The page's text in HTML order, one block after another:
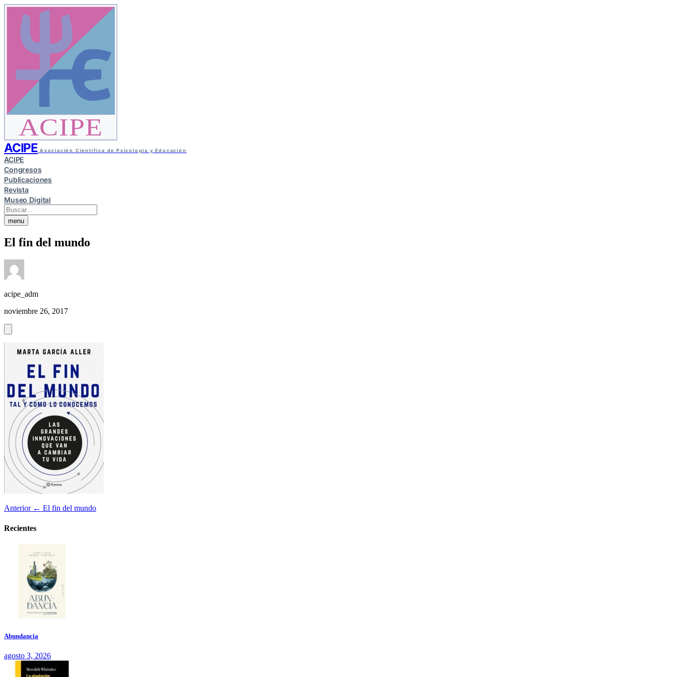
ACIPE
ACIPE Asociación Científica de Psicología y Educación
ACIPE
Congresos
Publicaciones
Revista
Museo Digital
menu
El fin del mundo
acipe_adm
noviembre 26, 2017
Anterior ← El fin del mundo
Recientes
Abundancia
agosto 3, 2026